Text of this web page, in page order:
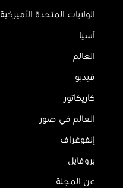
الولايات المتحدة الأميركية
آسيا
العالم
فيديو
كاريكاتور
العالم في صور
إنفوغراف
بروفايل
عن المجلة